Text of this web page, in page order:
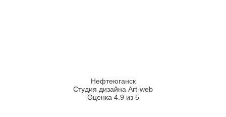
Нефтеюганск
Студия дизайна Art-web
Оценка 4.9 из 5